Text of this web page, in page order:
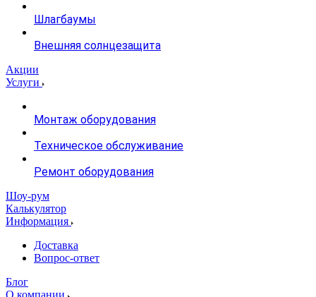
Шлагбаумы
Внешняя солнцезащита
Акции
Услуги
Монтаж оборудования
Техническое обслуживание
Ремонт оборудования
Шоу-рум
Калькулятор
Информация
Доставка
Вопрос-ответ
Блог
О компании